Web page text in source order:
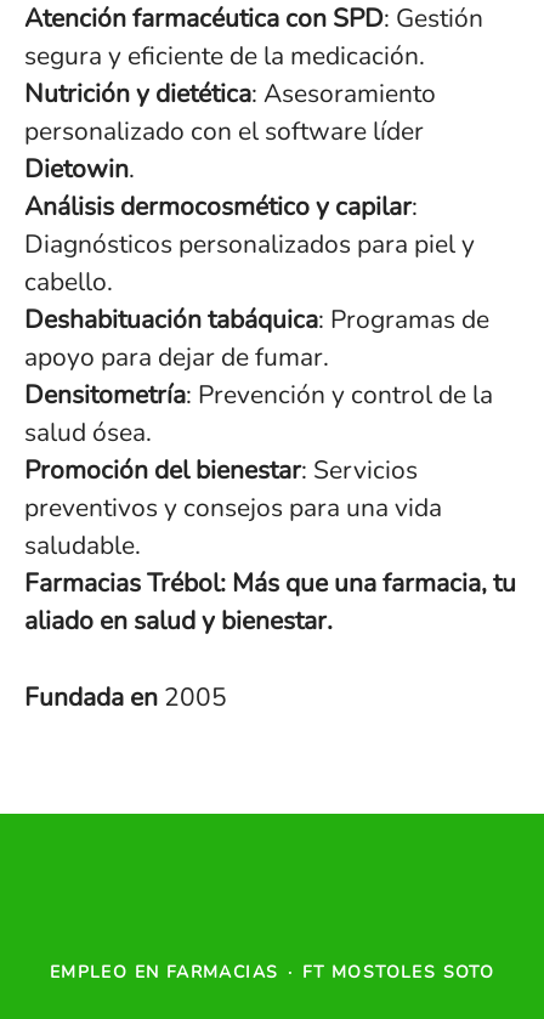
Atención farmacéutica con SPD: Gestión
segura y eficiente de la medicación.
Nutrición y dietética: Asesoramiento
personalizado con el software líder
Dietowin.
Análisis dermocosmético y capilar:
Diagnósticos personalizados para piel y
cabello.
Deshabituación tabáquica: Programas de
apoyo para dejar de fumar.
Densitometría: Prevención y control de la
salud ósea.
Promoción del bienestar: Servicios
preventivos y consejos para una vida
saludable.
Farmacias Trébol: Más que una farmacia, tu
aliado en salud y bienestar.
Fundada en 2005
EMPLEO EN FARMACIAS · FT MOSTOLES SOTO